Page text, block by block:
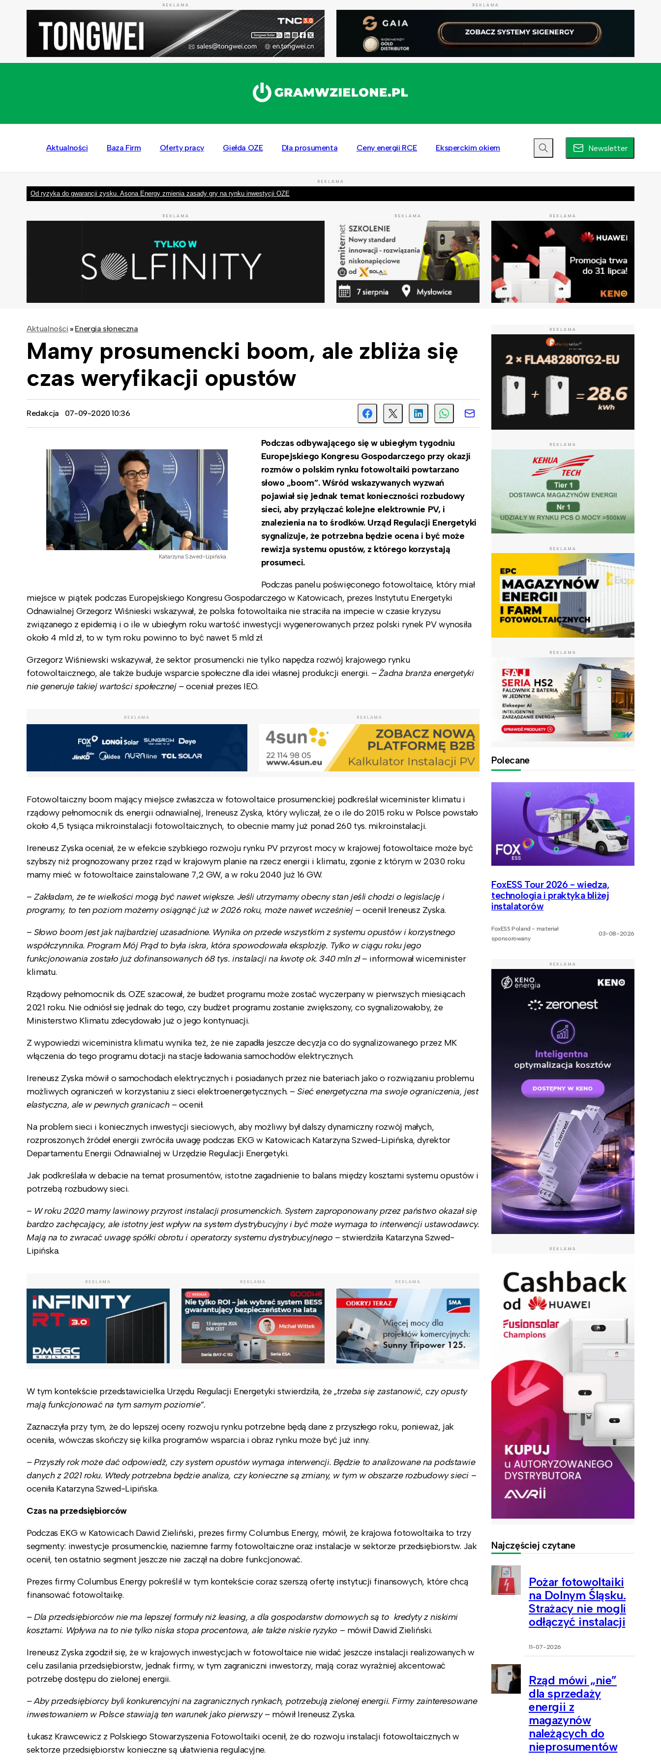
REKLAMA REKLAMA
Aktualności Baza Firm Oferty pracy Giełda OZE Dla prosumenta Ceny energii RCE Eksperckim okiem Newsletter
REKLAMA
Od ryzyka do gwarancji zysku. Asona Energy zmienia zasady gry na rynku inwestycji OZE
REKLAMA REKLAMA REKLAMA
Aktualności » Energia słoneczna
Mamy prosumencki boom, ale zbliża się
czas weryfikacji opustów
Redakcja 07-09-2020 10:36
Katarzyna Szwed-Lipińska.
Podczas odbywającego się w ubiegłym tygodniu
Europejskiego Kongresu Gospodarczego przy okazji
rozmów o polskim rynku fotowoltaiki powtarzano
słowo „boom”. Wśród wskazywanych wyzwań
pojawiał się jednak temat konieczności rozbudowy
sieci, aby przyłączać kolejne elektrownie PV, i
znalezienia na to środków. Urząd Regulacji Energetyki
sygnalizuje, że potrzebna będzie ocena i być może
rewizja systemu opustów, z którego korzystają
prosumeci.
Podczas panelu poświęconego fotowoltaice, który miał
miejsce w piątek podczas Europejskiego Kongresu Gospodarczego w Katowicach, prezes Instytutu Energetyki
Odnawialnej Grzegorz Wiśnieski wskazywał, że polska fotowoltaika nie straciła na impecie w czasie kryzysu
związanego z epidemią i o ile w ubiegłym roku wartość inwestycji wygenerowanych przez polski rynek PV wynosiła
około 4 mld zł, to w tym roku powinno to być nawet 5 mld zł.
Grzegorz Wiśniewski wskazywał, że sektor prosumencki nie tylko napędza rozwój krajowego rynku
fotowoltaicznego, ale także buduje wsparcie społeczne dla idei własnej produkcji energii. – Żadna branża energetyki
nie generuje takiej wartości społecznej –oceniał prezes IEO.
REKLAMA REKLAMA
Fotowoltaiczny boom mający miejsce zwłaszcza w fotowoltaice prosumenckiej podkreślał wiceminister klimatu i
rządowy pełnomocnik ds. energii odnawialnej, Ireneusz Zyska, który wyliczał, że o ile do 2015 roku w Polsce powstało
około 4,5 tysiąca mikroinstalacji fotowoltaicznych, to obecnie mamy już ponad 260 tys. mikroinstalacji.
Ireneusz Zyska oceniał, że w efekcie szybkiego rozwoju rynku PV przyrost mocy w krajowej fotowoltaice może być
szybszy niż prognozowany przez rząd w krajowym planie na rzecz energii i klimatu, zgonie z którym w 2030 roku
mamy mieć w fotowoltaice zainstalowane 7,2 GW, a w roku 2040 już 16 GW.
–Zakładam, że te wielkości mogą być nawet większe. Jeśli utrzymamy obecny stan jeśli chodzi o legislację i
programy, to ten poziom możemy osiągnąć już w 2026 roku, może nawet wcześniej –ocenił Ireneusz Zyska.
–Słowo boom jest jak najbardziej uzasadnione. Wynika on przede wszystkim z systemu opustów i korzystnego
współczynnika. Program Mój Prąd to była iskra, która spowodowała eksplozję. Tylko w ciągu roku jego
funkcjonowania zostało już dofinansowanych 68 tys. instalacji na kwotę ok. 340 mln zł– informował wiceminister
klimatu.
Rządowy pełnomocnik ds. OZE szacował, że budżet programu może zostać wyczerpany w pierwszych miesiącach
2021 roku. Nie odniósł się jednak do tego, czy budżet programu zostanie zwiększony, co sygnalizowałoby, że
Ministerstwo Klimatu zdecydowało już o jego kontynuacji.
Z wypowiedzi wiceministra klimatu wynika też, że nie zapadła jeszcze decyzja co do sygnalizowanego przez MK
włączenia do tego programu dotacji na stacje ładowania samochodów elektrycznych.
Ireneusz Zyska mówił o samochodach elektrycznych i posiadanych przez nie bateriach jako o rozwiązaniu problemu
możliwych ograniczeń w korzystaniu z sieci elektroenergetycznych. –Sieć energetyczna ma swoje ograniczenia, jest
elastyczna, ale w pewnych granicach– ocenił.
Na problem sieci i koniecznych inwestycji sieciowych, aby możliwy był dalszy dynamiczny rozwój małych,
rozproszonych źródeł energii zwróciła uwagę podczas EKG w Katowicach Katarzyna Szwed-Lipińska, dyrektor
Departamentu Energii Odnawialnej w Urzędzie Regulacji Energetyki.
Jak podkreślała w debacie na temat prosumentów, istotne zagadnienie to balans między kosztami systemu opustów i
potrzebą rozbudowy sieci.
– W roku 2020 mamy lawinowy przyrost instalacji prosumenckich. System zaproponowany przez państwo okazał się
bardzo zachęcający, ale istotny jest wpływ na system dystrybucyjny i być może wymaga to interwencji ustawodawcy.
Mają na to zwracać uwagę spółki obrotu i operatorzy systemu dystrybucyjnego – stwierdziła Katarzyna Szwed-
Lipińska.
REKLAMA REKLAMA REKLAMA
W tym kontekście przedstawicielka Urzędu Regulacji Energetyki stwierdziła, że„trzeba się zastanowić, czy opusty
mają funkcjonować na tym samym poziomie”.
Zaznaczyła przy tym, że do lepszej oceny rozwoju rynku potrzebne będą dane z przyszłego roku, ponieważ, jak
oceniła, wówczas skończy się kilka programów wsparcia i obraz rynku może być już inny.
– Przyszły rok może dać odpowiedź, czy system opustów wymaga interwencji. Będzie to analizowane na podstawie
danych z 2021 roku. Wtedy potrzebna będzie analiza, czy konieczne są zmiany, w tym w obszarze rozbudowy sieci –
oceniła Katarzyna Szwed-Lipińska.
Czas na przedsiębiorców
Podczas EKG w Katowicach Dawid Zieliński, prezes firmy Columbus Energy, mówił, że krajowa fotowoltaika to trzy
segmenty: inwestycje prosumenckie, naziemne farmy fotowoltaiczne oraz instalacje w sektorze przedsiębiorstw. Jak
ocenił, ten ostatnio segment jeszcze nie zaczął na dobre funkcjonować.
Prezes firmy Columbus Energy pokreślił w tym kontekście coraz szerszą ofertę instytucji finansowych, które chcą
finansować fotowoltaikę.
– Dla przedsiębiorców nie ma lepszej formuły niż leasing, a dla gospodarstw domowych są to kredyty z niskimi
kosztami. Wpływa na to nie tylko niska stopa procentowa, ale także niskie ryzyko – mówił Dawid Zieliński.
Ireneusz Zyska zgodził się, że w krajowych inwestycjach w fotowoltaice nie widać jeszcze instalacji realizowanych w
celu zasilania przedsiębiorstw, jednak firmy, w tym zagraniczni inwestorzy, mają coraz wyraźniej akcentować
potrzebę dostępu do zielonej energii.
– Aby przedsiębiorcy byli konkurencyjni na zagranicznych rynkach, potrzebują zielonej energii. Firmy zainteresowane
inwestowaniem w Polsce stawiają ten warunek jako pierwszy –mówił Ireneusz Zyska.
Łukasz Krawcewicz z Polskiego Stowarzyszenia Fotowoltaiki ocenił, że do rozwoju instalacji fotowoltaicznych w
sektorze przedsiębiorstw konieczne są ułatwienia regulacyjne.
REKLAMA
REKLAMA
REKLAMA
REKLAMA
Polecane
FoxESS Tour 2026 - wiedza,
technologia i praktyka bliżej
instalatorów
FoxESS Poland - materiał
sponsorowany
03-08-2026
REKLAMA
REKLAMA
Najczęściej czytane
Pożar fotowoltaiki
na Dolnym Śląsku.
Strażacy nie mogli
odłączyć instalacji
11-07-2026
Rząd mówi „nie”
dla sprzedaży
energii z
magazynów
należących do
nieprosumentów